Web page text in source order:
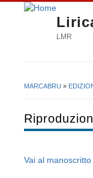
LMR
MARCABRU »
Vai al manoscritto